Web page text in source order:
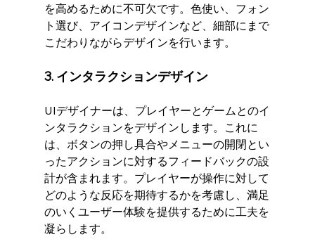
を高めるために不可欠です。色使い、フォン
ト選び、アイコンデザインなど、細部にまで
こだわりながらデザインを行います。
3. インタラクションデザイン
UIデザイナーは、プレイヤーとゲームとのイ
ンタラクションをデザインします。これに
は、ボタンの押し具合やメニューの開閉とい
ったアクションに対するフィードバックの設
計が含まれます。プレイヤーが操作に対して
どのような反応を期待するかを考慮し、満足
のいくユーザー体験を提供するために工夫を
凝らします。